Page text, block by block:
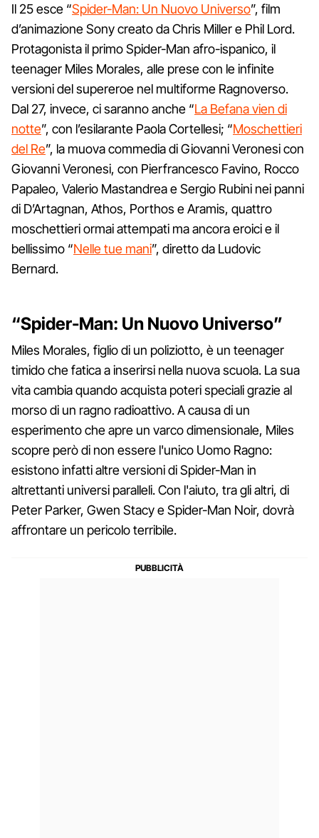
Il 25 esce “Spider-Man: Un Nuovo Universo”, film
d’animazione Sony creato da Chris Miller e Phil Lord.
Protagonista il primo Spider-Man afro-ispanico, il
teenager Miles Morales, alle prese con le infinite
versioni del supereroe nel multiforme Ragnoverso.
Dal 27, invece, ci saranno anche “La Befana vien di
notte”, con l’esilarante Paola Cortellesi; “Moschettieri
del Re”, la muova commedia di Giovanni Veronesi con
Giovanni Veronesi, con Pierfrancesco Favino, Rocco
Papaleo, Valerio Mastandrea e Sergio Rubini nei panni
di D’Artagnan, Athos, Porthos e Aramis, quattro
moschettieri ormai attempati ma ancora eroici e il
bellissimo “Nelle tue mani”, diretto da Ludovic
Bernard.
“Spider-Man: Un Nuovo Universo”
Miles Morales, figlio di un poliziotto, è un teenager
timido che fatica a inserirsi nella nuova scuola. La sua
vita cambia quando acquista poteri speciali grazie al
morso di un ragno radioattivo. A causa di un
esperimento che apre un varco dimensionale, Miles
scopre però di non essere l'unico Uomo Ragno:
esistono infatti altre versioni di Spider-Man in
altrettanti universi paralleli. Con l'aiuto, tra gli altri, di
Peter Parker, Gwen Stacy e Spider-Man Noir, dovrà
affrontare un pericolo terribile.